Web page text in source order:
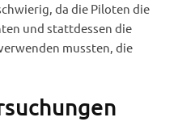
da die Piloten die
und stattdessen die
mussten, die